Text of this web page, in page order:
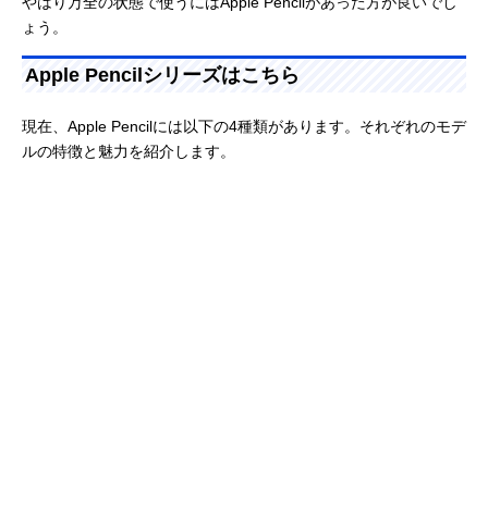
ょう。
Apple Pencilシリーズはこちら
現在、Apple Pencilには以下の4種類があります。それぞれのモデ
ルの特徴と魅力を紹介します。